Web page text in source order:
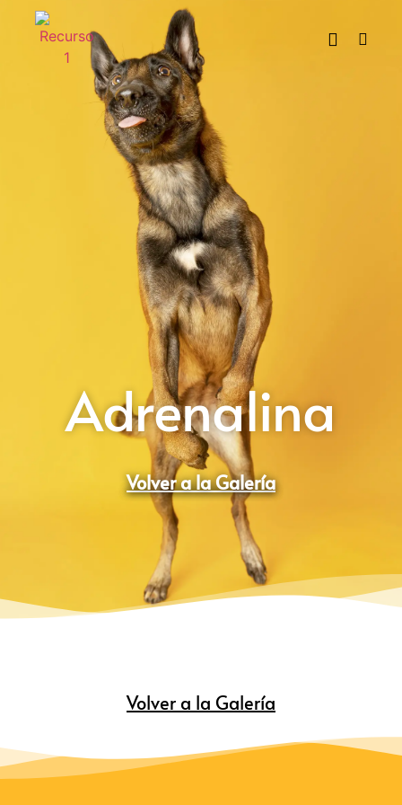
Adrenalina
Volver a la Galería
Volver a la Galería